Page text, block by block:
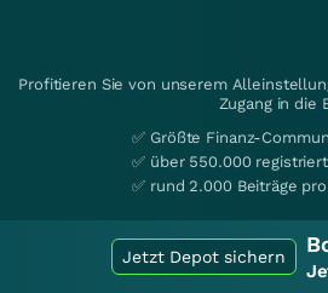
Profitieren Sie von unserem
Zugang in die
✅ Größte Finanz-
✅ über 550.000
✅ rund 2.000 Beiträge pro
Jetzt Depot sichern